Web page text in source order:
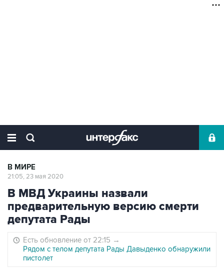
В МИРЕ
21:05, 23 мая 2020
В МВД Украины назвали
предварительную версию смерти
депутата Рады
Есть обновление от 22:15 →
Рядом с телом депутата Рады Давыденко обнаружили
пистолет